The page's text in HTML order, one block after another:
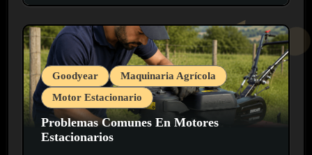
Goodyear
Maquinaria Agrícola
Motor Estacionario
Problemas Comunes En Motores
Estacionarios